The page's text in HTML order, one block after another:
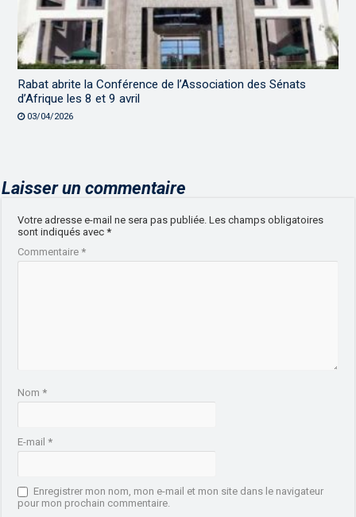
Rabat abrite la Conférence de l’Association des Sénats
d’Afrique les 8 et 9 avril
03/04/2026
Laisser un commentaire
Votre adresse e-mail ne sera pas publiée. Les champs obligatoires
sont indiqués avec*
Commentaire*
Nom*
E-mail*
Enregistrer mon nom, mon e-mail et mon site dans le navigateur
pour mon prochain commentaire.